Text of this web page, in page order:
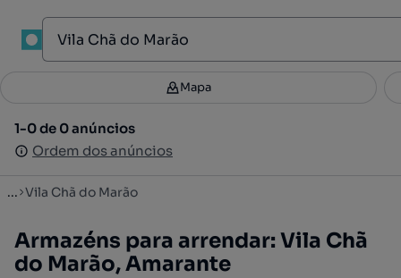
Filtros 3
1-0 de 0 anúncios
Ordem dos anúncios
Mapa
1-0 de 0 anúncios
Ordem dos anúncios
... Vila Chã do Marão
Armazéns para arrendar: Vila Chã
do Marão, Amarante